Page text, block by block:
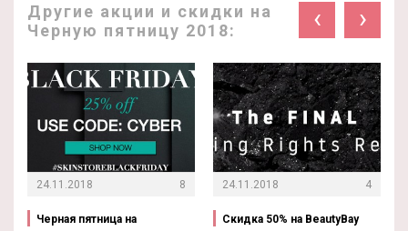
Другие акции и скидки на
Черную пятницу 2018:
‹ ›
24.11.2018 8
Черная пятница на
24.11.2018 4
Скидка 50% на BeautyBay